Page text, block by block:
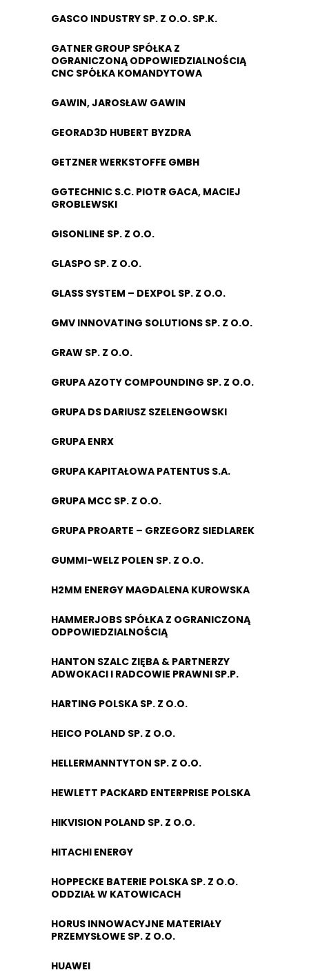
GASCO INDUSTRY SP. Z O.O. SP.K.
GATNER GROUP SPÓŁKA Z
OGRANICZONĄ ODPOWIEDZIALNOŚCIĄ
CNC SPÓŁKA KOMANDYTOWA
GAWIN, JAROSŁAW GAWIN
GEORAD3D HUBERT BYZDRA
GETZNER WERKSTOFFE GMBH
GGTECHNIC S.C. PIOTR GACA, MACIEJ
GROBLEWSKI
GISONLINE SP. Z O.O.
GLASPO SP. Z O.O.
GLASS SYSTEM – DEXPOL SP. Z O.O.
GMV INNOVATING SOLUTIONS SP. Z O.O.
GRAW SP. Z O.O.
GRUPA AZOTY COMPOUNDING SP. Z O.O.
GRUPA DS DARIUSZ SZELENGOWSKI
GRUPA ENRX
GRUPA KAPITAŁOWA PATENTUS S.A.
GRUPA MCC SP. Z O.O.
GRUPA PROARTE – GRZEGORZ SIEDLAREK
GUMMI-WELZ POLEN SP. Z O.O.
H2MM ENERGY MAGDALENA KUROWSKA
HAMMERJOBS SPÓŁKA Z OGRANICZONĄ
ODPOWIEDZIALNOŚCIĄ
HANTON SZALC ZIĘBA & PARTNERZY
ADWOKACI I RADCOWIE PRAWNI SP.P.
HARTING POLSKA SP. Z O.O.
HEICO POLAND SP. Z O.O.
HELLERMANNTYTON SP. Z O.O.
HEWLETT PACKARD ENTERPRISE POLSKA
HIKVISION POLAND SP. Z O.O.
HITACHI ENERGY
HOPPECKE BATERIE POLSKA SP. Z O.O.
ODDZIAŁ W KATOWICACH
HORUS INNOWACYJNE MATERIAŁY
PRZEMYSŁOWE SP. Z O.O.
HUAWEI